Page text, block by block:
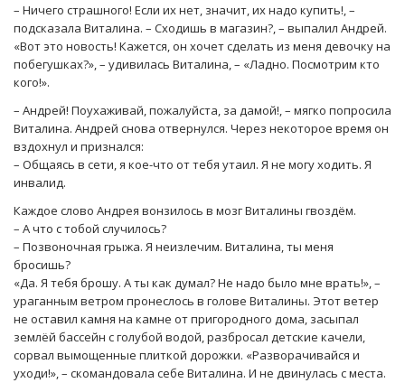
– Ничего страшного! Если их нет, значит, их надо купить!, –
подсказала Виталина. – Сходишь в магазин?, – выпалил Андрей.
«Вот это новость! Кажется, он хочет сделать из меня девочку на
побегушках?», – удивилась Виталина, – «Ладно. Посмотрим кто
кого!».
– Андрей! Поухаживай, пожалуйста, за дамой!, – мягко попросила
Виталина. Андрей снова отвернулся. Через некоторое время он
вздохнул и признался:
– Общаясь в сети, я кое-что от тебя утаил. Я не могу ходить. Я
инвалид.
Каждое слово Андрея вонзилось в мозг Виталины гвоздём.
– А что с тобой случилось?
– Позвоночная грыжа. Я неизлечим. Виталина, ты меня
бросишь?
«Да. Я тебя брошу. А ты как думал? Не надо было мне врать!», –
ураганным ветром пронеслось в голове Виталины. Этот ветер
не оставил камня на камне от пригородного дома, засыпал
землёй бассейн с голубой водой, разбросал детские качели,
сорвал вымощенные плиткой дорожки. «Разворачивайся и
уходи!», – скомандовала себе Виталина. И не двинулась с места.